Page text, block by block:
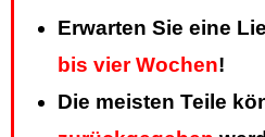
Erwarten Sie eine
bis vier Wochen!
Die meisten Teile